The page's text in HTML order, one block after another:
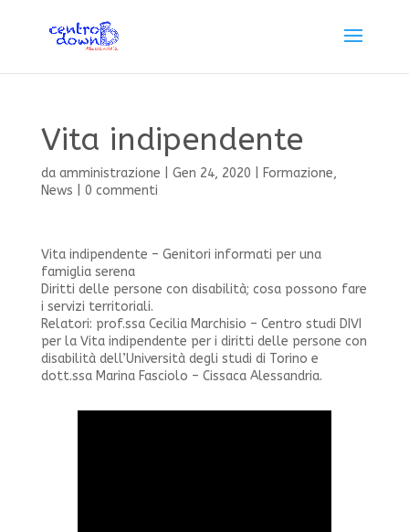
Vita indipendente
da amministrazione Gen 24, 2020 Formazione,
News
0 commenti
Vita indipendente – Genitori informati per una
famiglia serena
Diritti delle persone con disabilità; cosa possono fare
i servizi territoriali.
Relatori: prof.ssa Cecilia Marchisio – Centro studi DIVI
per la Vita indipendente per i diritti delle persone con
disabilità dell’Università degli studi di Torino e
dott.ssa Marina Fasciolo – Cissaca Alessandria.